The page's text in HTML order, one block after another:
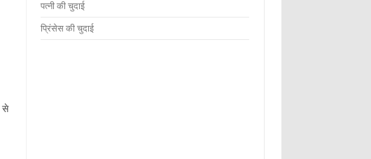
से
पत्नी की चुदाई
प्रिंसेस की चुदाई